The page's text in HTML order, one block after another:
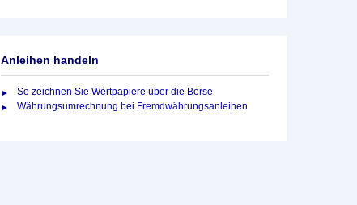
Anleihen handeln
So zeichnen Sie Wertpapiere über die Börse
Währungsumrechnung bei Fremdwährungsanleihen